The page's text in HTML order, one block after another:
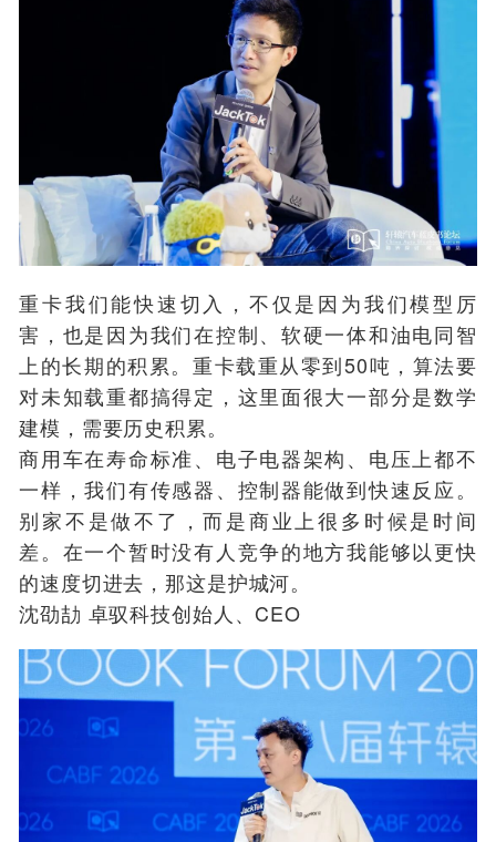
重卡我们能快速切入，不仅是因为我们模型厉
害，也是因为我们在控制、软硬一体和油电同智
上的长期的积累。重卡载重从零到50吨，算法要
对未知载重都搞得定，这里面很大一部分是数学
建模，需要历史积累。
商用车在寿命标准、电子电器架构、电压上都不
一样，我们有传感器、控制器能做到快速反应。
别家不是做不了，而是商业上很多时候是时间
差。在一个暂时没有人竞争的地方我能够以更快
的速度切进去，那这是护城河。
沈劭劼 卓驭科技创始人、CEO